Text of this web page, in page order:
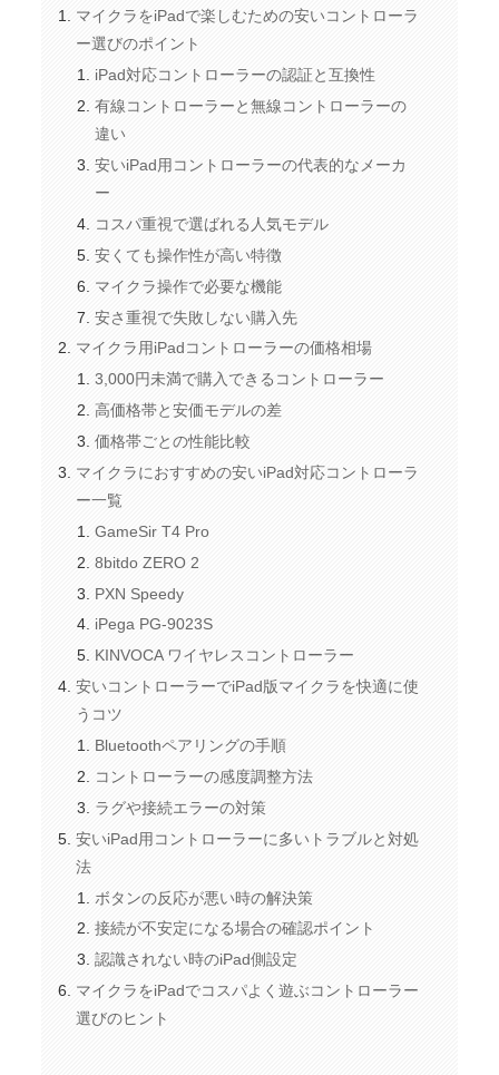
マイクラをiPadで楽しむための安いコントローラ
ー選びのポイント
iPad対応コントローラーの認証と互換性
有線コントローラーと無線コントローラーの
違い
安いiPad用コントローラーの代表的なメーカ
ー
コスパ重視で選ばれる人気モデル
安くても操作性が高い特徴
マイクラ操作で必要な機能
安さ重視で失敗しない購入先
マイクラ用iPadコントローラーの価格相場
3,000円未満で購入できるコントローラー
高価格帯と安価モデルの差
価格帯ごとの性能比較
マイクラにおすすめの安いiPad対応コントローラ
ー一覧
GameSir T4 Pro
8bitdo ZERO 2
PXN Speedy
iPega PG-9023S
KINVOCA ワイヤレスコントローラー
安いコントローラーでiPad版マイクラを快適に使
うコツ
Bluetoothペアリングの手順
コントローラーの感度調整方法
ラグや接続エラーの対策
安いiPad用コントローラーに多いトラブルと対処
法
ボタンの反応が悪い時の解決策
接続が不安定になる場合の確認ポイント
認識されない時のiPad側設定
マイクラをiPadでコスパよく遊ぶコントローラー
選びのヒント